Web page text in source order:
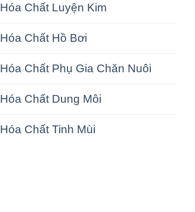
Hóa Chất Luyện Kim
Hóa Chất Hồ Bơi
Hóa Chất Phụ Gia Chăn Nuôi
Hóa Chất Dung Môi
Hóa Chất Tinh Mùi